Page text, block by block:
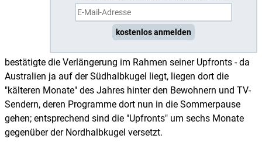
kostenlos anmelden
bestätigte die Verlängerung im Rahmen seiner Upfronts - da
Australien ja auf der Südhalbkugel liegt, liegen dort die
"kälteren Monate" des Jahres hinter den Bewohnern und TV-
Sendern, deren Programme dort nun in die Sommerpause
gehen; entsprechend sind die "Upfronts" um sechs Monate
gegenüber der Nordhalbkugel versetzt.